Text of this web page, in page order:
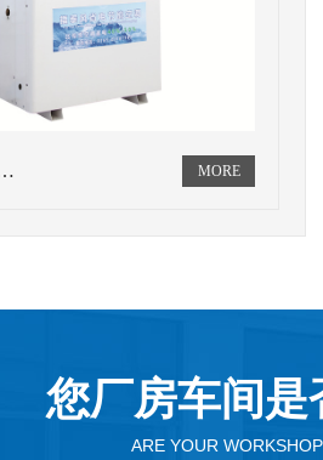
您厂房车间
ARE YOUR